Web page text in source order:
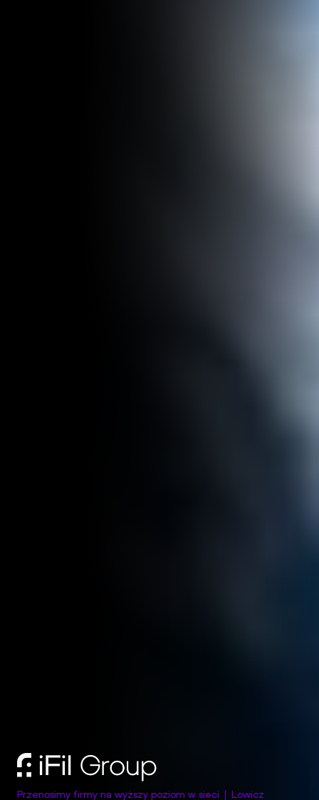
Przenosimy firmy na wyższy poziom w sieci Lowicz